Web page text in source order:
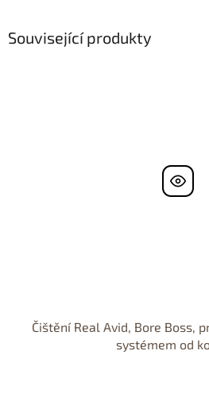
Související produkty
Čištění Real Avid, Bore Boss,
systémem od